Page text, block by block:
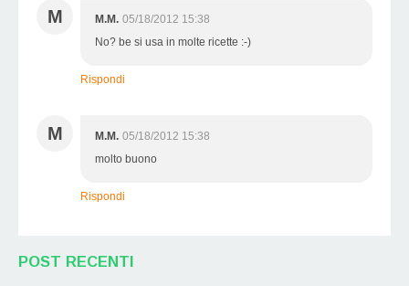
M M.M. 05/18/2012 15:38
No? be si usa in molte ricette :-)
Rispondi
M M.M. 05/18/2012 15:38
molto buono
Rispondi
POST RECENTI